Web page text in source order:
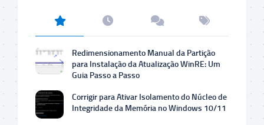
Redimensionamento Manual da Partição
para Instalação da Atualização WinRE: Um
Guia Passo a Passo
Corrigir para Ativar Isolamento do Núcleo de
Integridade da Memória no Windows 10/11